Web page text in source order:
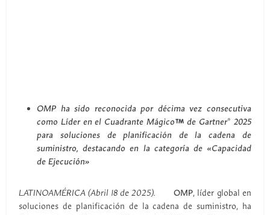
OMP ha sido reconocida por décima vez consecutiva
como Líder en el Cuadrante Mágico
de Gartner® 2025
para soluciones de planificación de la cadena de
suministro, destacando en la categoría de «Capacidad
de Ejecución»
LATINOAMÉRICA (Abril 18 de 2025).OMP, líder global en
soluciones de planificación de la cadena de suministro, ha